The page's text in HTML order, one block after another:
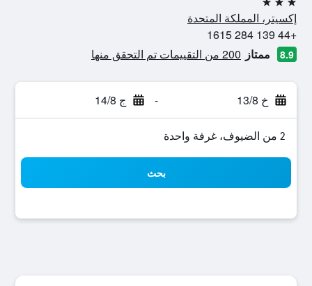
3 نجوم
إكسيتر، المملكة المتحدة
+44 139 284 1615
8.9 ممتاز 200 من التقييمات تم التحقق منها
خ 13/8 - ج 14/8
2 من الضيوف، غرفة واحدة
بحث